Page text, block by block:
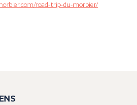
road-trip-du-morbier/